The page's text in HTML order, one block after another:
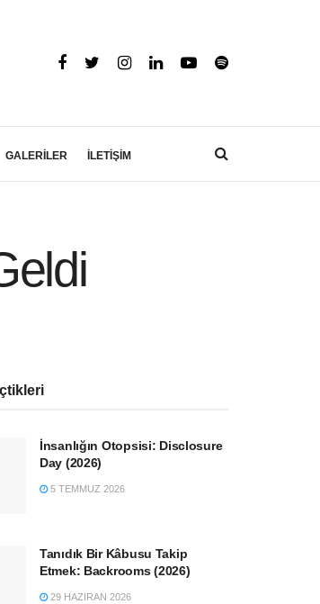
GALERİLER İLETİŞİM
İnsanlığın Otopsisi: Disclosure
Day (2026)
5 TEMMUZ 2026
Tanıdık Bir Kâbusu Takip
Etmek: Backrooms (2026)
29 HAZIRAN 2026